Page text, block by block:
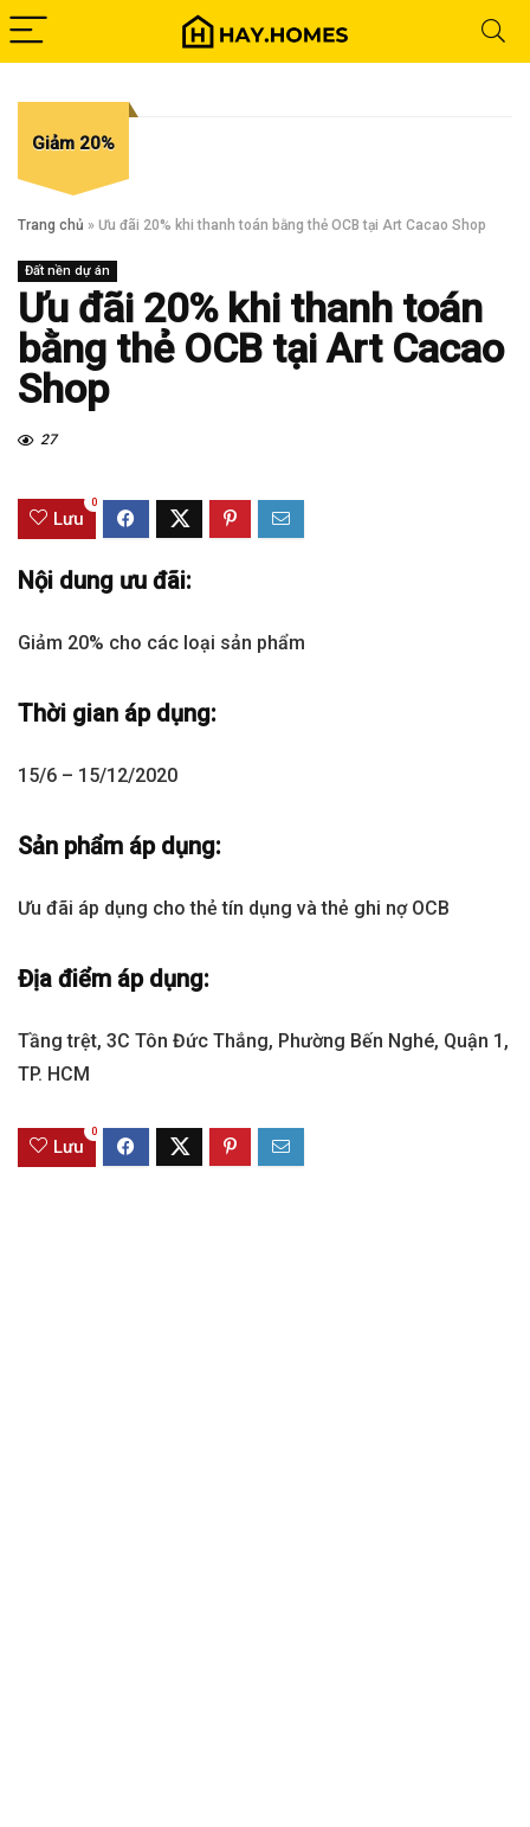
Giảm 20%
Trang chủ » Ưu đãi 20% khi thanh toán bằng thẻ OCB tại Art Cacao Shop
Đất nền dự án
Ưu đãi 20% khi thanh toán
bằng thẻ OCB tại Art Cacao
Shop
27
Lưu
0
Nội dung ưu đãi:
Giảm 20% cho các loại sản phẩm
Thời gian áp dụng:
15/6 – 15/12/2020
Sản phẩm áp dụng:
Ưu đãi áp dụng cho thẻ tín dụng và thẻ ghi nợ OCB
Địa điểm áp dụng:
Tầng trệt, 3C Tôn Đức Thắng, Phường Bến Nghé, Quận 1,
TP. HCM
Lưu
0